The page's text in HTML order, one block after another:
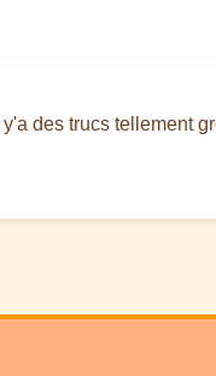
des trucs tellement